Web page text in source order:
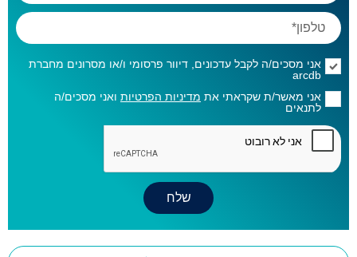
אני מסכים/ה לקבל עדכונים, דיוור פרסומי ו/או מסרונים מחברת
arcdb
אני מאשר/ת שקראתי את מדיניות הפרטיות ואני מסכים/ה
לתנאים